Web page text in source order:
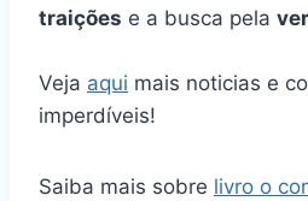
traições e a busca pela
Veja aqui mais noticias e
imperdíveis!
Saiba mais sobre livro o